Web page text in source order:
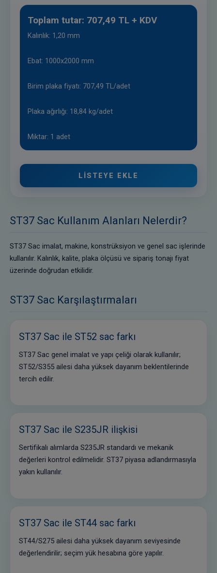
Toplam tutar: 707,49 TL + KDV
Kalınlık: 1,20 mm
Ebat: 1000x2000 mm
Birim plaka fiyatı: 707,49 TL/adet
Plaka ağırlığı: 18,84 kg/adet
Miktar: 1 adet
LISTEYE EKLE
ST37 Sac Kullanım Alanları Nelerdir?
ST37 Sac imalat, makine, konstrüksiyon ve genel sac işlerinde
kullanılır. Kalınlık, kalite, plaka ölçüsü ve sipariş tonajı fiyat
üzerinde doğrudan etkilidir.
ST37 Sac Karşılaştırmaları
ST37 Sac ile ST52 sac farkı
ST37 Sac genel imalat ve yapı çeliği olarak kullanılır;
ST52/S355 ailesi daha yüksek dayanım beklentilerinde
tercih edilir.
ST37 Sac ile S235JR ilişkisi
Sertifikalı alımlarda S235JR standardı ve mekanik
değerleri kontrol edilmelidir. ST37 piyasa adlandırmasıyla
yakın kullanılır.
ST37 Sac ile ST44 sac farkı
ST44/S275 ailesi daha yüksek dayanım seviyesinde
değerlendirilir; seçim yük hesabına göre yapılır.